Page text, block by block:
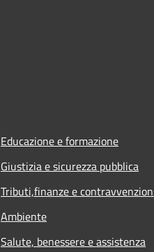
Educazione e formazione
Giustizia e sicurezza pubblica
Tributi,finanze e
Ambiente
Salute, benessere e assistenza